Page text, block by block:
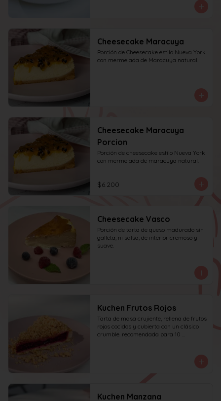
Cheesecake Maracuya
Porción de Cheesecake estilo Nueva York
con mermelada de Maracuya natural.
Cheesecake Maracuya
Porcion
Porción de cheesecake estilo Nueva York
con mermelada de maracuya natural.
$6.200
Cheesecake Vasco
Porción de tarta de queso madurado sin
galleta, ni salsa, de interior cremoso y
suave.
Kuchen Frutos Rojos
Tarta de masa crujiente, rellena de frutos
rojos cocidos y cubierta con un clásico
crumble. recomendada para 10
Kuchen Manzana